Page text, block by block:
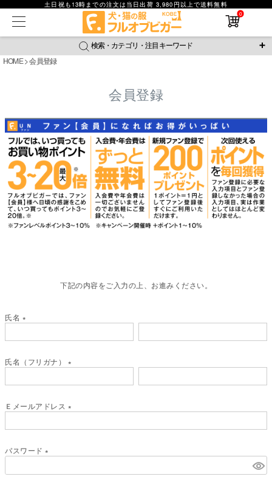
土日祝も13時までの注文は当日出荷 3,980円以上で送料無料
0
検索・カテゴリ・注目キーワード
腹巻 撥水レイン
接触冷感 おそろコーデ 背中開きアイテム
新作アイテム
返品・交換について ご利用ガイド
在庫なし商品を表示しない
商品番号
価格が安い順
価格が高い順
レビュー数順
検索
HOME 会員登録
会員登録
下記の内容をご入力の上、お進みください。
氏名
必
)
氏名（フリガナ）
必
)
Ｅメールアドレス
必
)
パスワード
必